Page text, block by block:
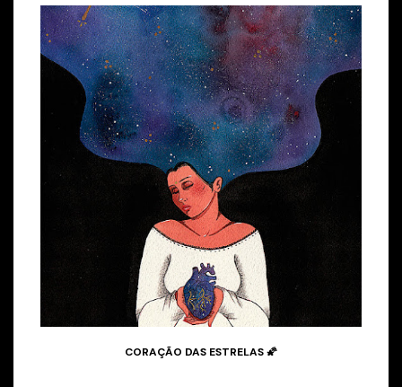
CORAÇÃO DAS ESTRELAS 🌠